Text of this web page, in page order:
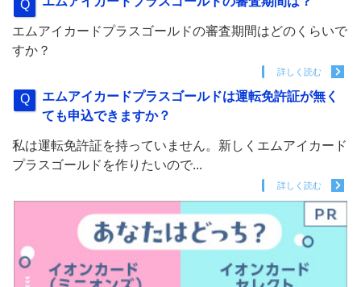
エムアイカードプラスゴールドの審査期間はどのくらいで
すか？
詳しく読む
エムアイカードプラスゴールドは運転免許証が無く
ても申込できますか？
私は運転免許証を持っていません。新しくエムアイカード
プラスゴールドを作りたいので...
詳しく読む